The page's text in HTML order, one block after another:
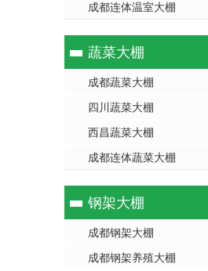
成都连体温室大棚
蔬菜大棚
成都蔬菜大棚
四川蔬菜大棚
西昌蔬菜大棚
成都连体蔬菜大棚
钢架大棚
成都钢架大棚
成都钢架养殖大棚